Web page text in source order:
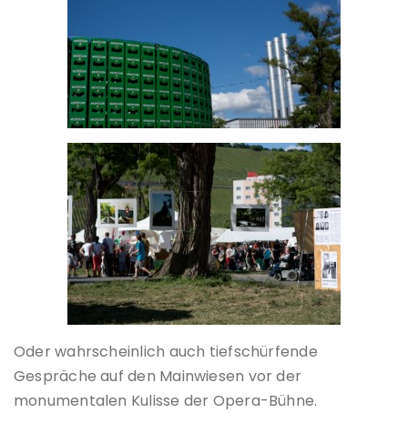
Oder wahrscheinlich auch tiefschürfende
Gespräche auf den Mainwiesen vor der
monumentalen Kulisse der Opera-Bühne.